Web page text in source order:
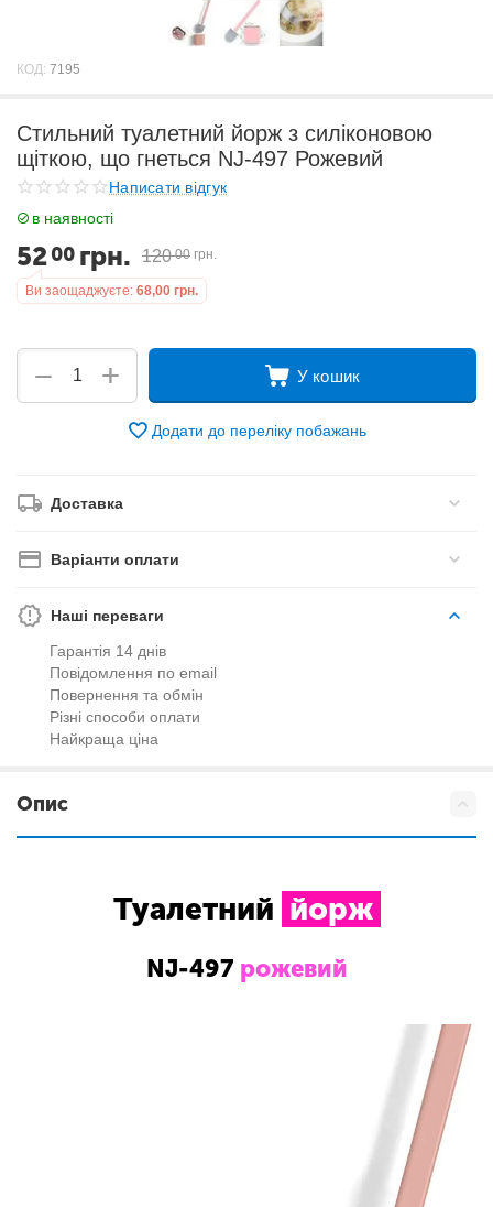
КОД: 7195
Стильний туалетний йорж з силіконовою
щіткою, що гнеться NJ-497 Рожевий
Написати відгук
в наявності
5200 грн. 120 00 грн.
Ви заощаджуєте: 68,00 грн.
+
− У кошик
Додати до переліку побажань
Доставка
Варіанти оплати
Наші переваги
Гарантія 14 днів
Повідомлення по email
Повернення та обмін
Різні способи оплати
Найкраща ціна
Опис
Туалетний йорж
NJ-497 рожевий